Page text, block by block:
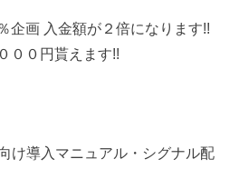
企画 入金額が２倍になります!!
００円貰えます!!
け導入マニュアル・シグナル配